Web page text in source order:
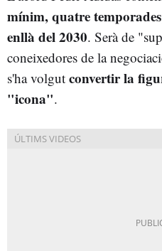
mínim, quatre temporades
enllà del 2030. Serà de
coneixedores de la
s'ha volgut convertir la
"icona".